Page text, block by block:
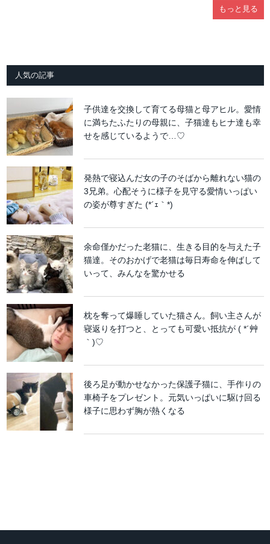
もっと見る
人気の記事
子供達を交換して育てる母猫と母アヒル。愛情
に満ちたふたりの母親に、子猫達もヒナ達も幸
せを感じているようで…♡
発熱で寝込んだ女の子のそばから離れない猫の
3兄弟。心配そうに様子を見守る愛情いっぱい
の姿が尊すぎた (*´ｪ｀*)
余命僅かだった老猫に、生きる目的を与えた子
猫達。そのおかげで老猫は毎日寿命を伸ばして
いって、みんなを驚かせる
枕を奪って爆睡していた猫さん。飼い主さんが
寝返りを打つと、とっても可愛い抵抗が ( *´艸
｀)♡
後ろ足が動かせなかった保護子猫に、手作りの
車椅子をプレゼント。元気いっぱいに駆け回る
様子に思わず胸が熱くなる